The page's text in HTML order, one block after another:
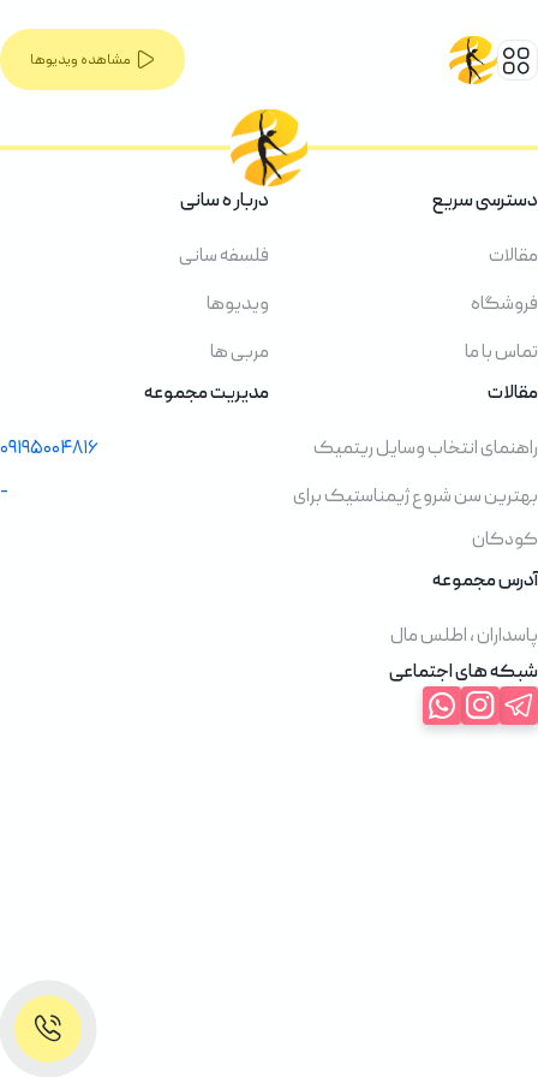
مشاهده ویدیوها
دسترسی سریع
مقالات
فروشگاه
تماس با ما
دربار ه سانی
فلسفه سانی
ویدیوها
مربی ها
مقالات
راهنمای انتخاب وسایل ریتمیک
بهترین سن شروع ژیمناستیک برای
کودکان
مدیریت مجموعه
۰۹۱۹۵۰۰۴۸۱۶
-
آدرس مجموعه
پاسداران ، اطلس مال
شبکه های اجتماعی